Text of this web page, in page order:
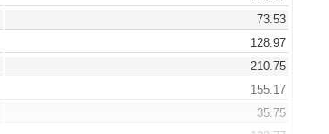
73.53
128.97
210.75
155.17
35.75